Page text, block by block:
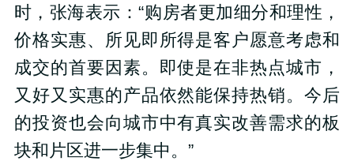
时，张海表示：“购房者更加细分和理性，
价格实惠、所见即所得是客户愿意考虑和
成交的首要因素。即使是在非热点城市，
又好又实惠的产品依然能保持热销。今后
的投资也会向城市中有真实改善需求的板
块和片区进一步集中。”